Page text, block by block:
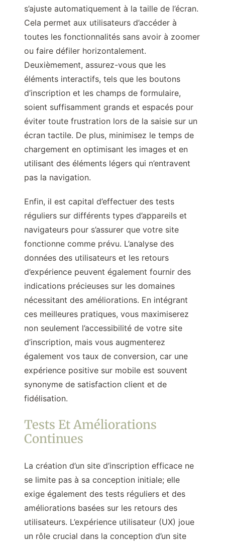
s’ajuste automatiquement à la taille de l’écran.
Cela permet aux utilisateurs d’accéder à
toutes les fonctionnalités sans avoir à zoomer
ou faire défiler horizontalement.
Deuxièmement, assurez-vous que les
éléments interactifs, tels que les boutons
d’inscription et les champs de formulaire,
soient suffisamment grands et espacés pour
éviter toute frustration lors de la saisie sur un
écran tactile. De plus, minimisez le temps de
chargement en optimisant les images et en
utilisant des éléments légers qui n’entravent
pas la navigation.
Enfin, il est capital d’effectuer des tests
réguliers sur différents types d’appareils et
navigateurs pour s’assurer que votre site
fonctionne comme prévu. L’analyse des
données des utilisateurs et les retours
d’expérience peuvent également fournir des
indications précieuses sur les domaines
nécessitant des améliorations. En intégrant
ces meilleures pratiques, vous maximiserez
non seulement l’accessibilité de votre site
d’inscription, mais vous augmenterez
également vos taux de conversion, car une
expérience positive sur mobile est souvent
synonyme de satisfaction client et de
fidélisation.
Tests Et Améliorations
Continues
La création d’un site d’inscription efficace ne
se limite pas à sa conception initiale; elle
exige également des tests réguliers et des
améliorations basées sur les retours des
utilisateurs. L’expérience utilisateur (UX) joue
un rôle crucial dans la conception d’un site